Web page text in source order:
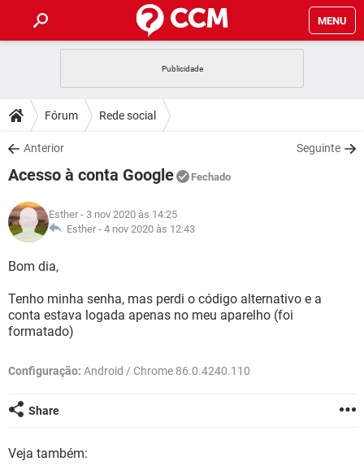
MENU
CELULAR
OUTLOOK
INSTAGRAM GMAIL
GUIA DE COMPRAS
DICAS
JOGOS
INSTAGRAM
GUIA DE COMPRAS
DOWNLOADS
JOGOS WHATSAPP
CELULAR
OUTLOOK EXCEL
INSTAGRAM
JOGOS
CELULAR
OUTLOOK
INSTAGRAM GMAIL
GUIA DE COMPRAS
GLOSSÁRIO
JOGOS
OUTLOOK EXCEL
INSTAGRAM
GUIA DE COMPRAS
Fórum Rede social
Anterior Seguinte
Acesso à conta Google Fechado
Esther - 3 nov 2020 às 14:25
Esther - 4 nov 2020 às 12:43
Bom dia,
Tenho minha senha, mas perdi o código alternativo e a
conta estava logada apenas no meu aparelho (foi
formatado)
Configuração: Android / Chrome 86.0.4240.110
Share
Veja também: